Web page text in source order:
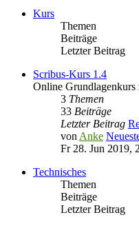
Kurs
Themen
Beiträge
Letzter Beitrag
Scribus-Kurs 1.4
Online Grundlagenkurs
3 Themen
33 Beiträge
Letzter Beitrag
von Anke
Fr 28. Jun 2019,
Technisches
Themen
Beiträge
Letzter Beitrag